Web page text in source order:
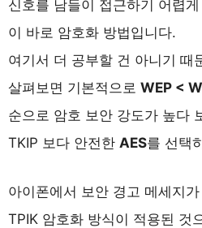
신호를 남들이 접근하기 어렵
이 바로 암호화 방법입니다.
여기서 더 공부할 건 아니기 때
살펴보면 기본적으로 WEP <
순으로 암호 보안 강도가 높다
TKIP 보다 안전한 AES를 선택
아이폰에서 보안 경고 메세지
TPIK 암호화 방식이 적용된 것